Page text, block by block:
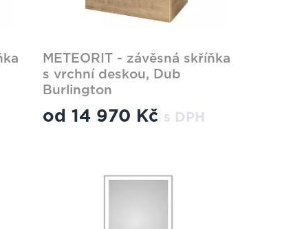
METEORIT - závěsná skříňka
s vrchní deskou, Dub
Burlington
od 14 970 Kč s DPH